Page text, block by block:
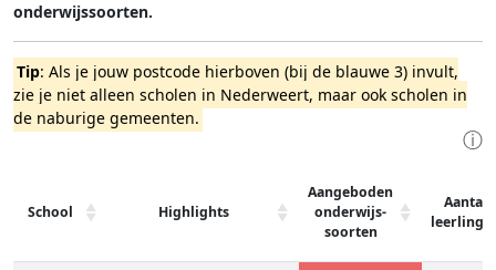
onderwijssoorten.
Tip: Als je jouw postcode hierboven (bij de blauwe 3) invult,
zie je niet alleen scholen in Nederweert, maar ook scholen in
de naburige gemeenten.
ⓘ
School Highlights
Aangeboden
onderwijs-
soorten
Aantal